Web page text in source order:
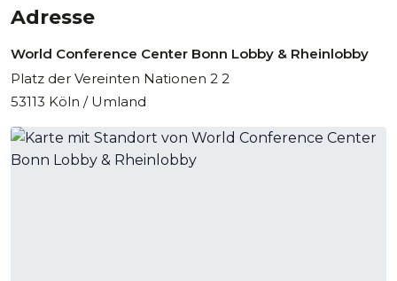
Adresse
World Conference Center Bonn Lobby & Rheinlobby
Platz der Vereinten Nationen 2 2
53113 Köln / Umland